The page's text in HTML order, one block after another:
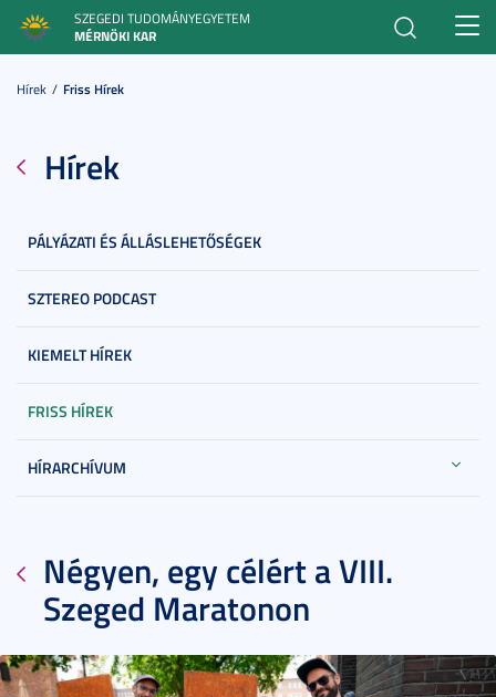
SZEGEDI TUDOMÁNYEGYETEM
MÉRNÖKI KAR
Hírek Friss Hírek
Hírek
PÁLYÁZATI ÉS ÁLLÁSLEHETŐSÉGEK
SZTEREO PODCAST
KIEMELT HÍREK
FRISS HÍREK
HÍRARCHÍVUM
Négyen, egy célért a VIII.
Szeged Maratonon